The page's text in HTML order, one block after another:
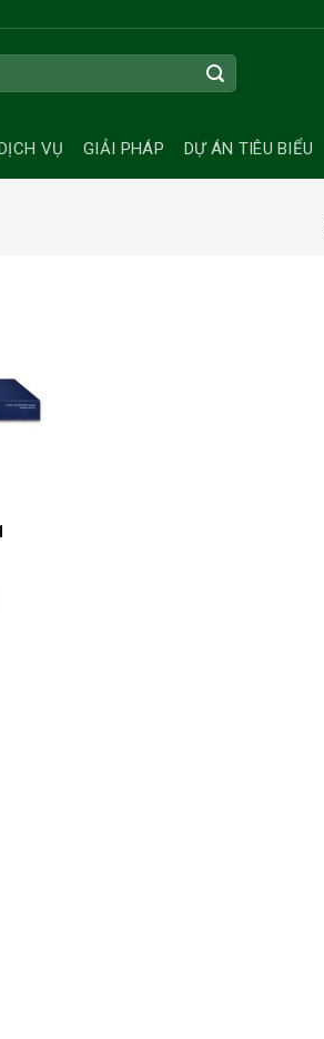
VỤ GIẢI PHÁP DỰ ÁN TIÊU BIỂU